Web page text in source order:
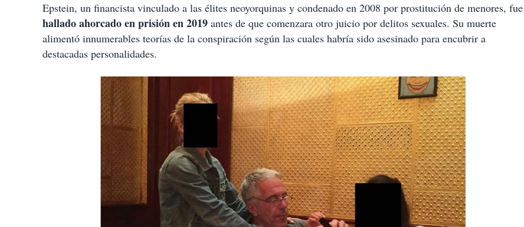
Epstein, un financista vinculado a las élites neoyorquinas y condenado en 2008 por prostitución de menores, fue
hallado ahorcado en prisión en 2019 antes de que comenzara otro juicio por delitos sexuales. Su muerte
alimentó innumerables teorías de la conspiración según las cuales habría sido asesinado para encubrir a
destacadas personalidades.